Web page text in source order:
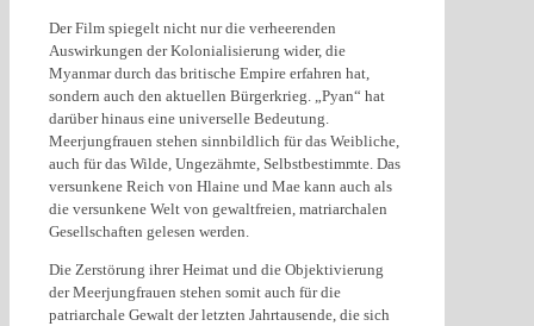
Der Film spiegelt nicht nur die verheerenden
Auswirkungen der Kolonialisierung wider, die
Myanmar durch das britische Empire erfahren hat,
sondern auch den aktuellen Bürgerkrieg. „Pyan“ hat
darüber hinaus eine universelle Bedeutung.
Meerjungfrauen stehen sinnbildlich für das Weibliche,
auch für das Wilde, Ungezähmte, Selbstbestimmte. Das
versunkene Reich von Hlaine und Mae kann auch als
die versunkene Welt von gewaltfreien, matriarchalen
Gesellschaften gelesen werden.
Die Zerstörung ihrer Heimat und die Objektivierung
der Meerjungfrauen stehen somit auch für die
patriarchale Gewalt der letzten Jahrtausende, die sich